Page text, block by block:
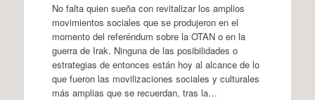
No falta quien sueña con revitalizar los amplios
movimientos sociales que se produjeron en el
momento del referéndum sobre la OTAN o en la
guerra de Irak. Ninguna de las posibilidades o
estrategias de entonces están hoy al alcance de lo
que fueron las movilizaciones sociales y culturales
más amplias que se recuerdan, tras la…